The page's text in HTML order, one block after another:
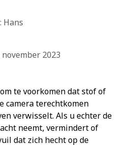
Hans
2023
te voorkomen dat stof of
camera terechtkomen
verwisselt. Als u echter de
neemt, vermindert of
dat zich hecht op de